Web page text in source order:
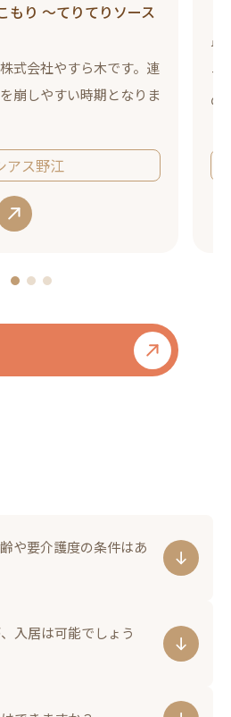
もり ～てりてりソース
式会社やすら木です。連
崩しやすい時期となりま
アス野江
皆
ラ
の
や要介護度の条件はあ
請中の方）が対象となりま
な場合は、お身体の状態に合
入居は可能でしょう
のご入居者様との共同生活に